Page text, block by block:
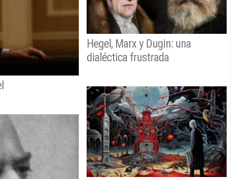
Hegel, Marx y Dugin: una
dialéctica frustrada